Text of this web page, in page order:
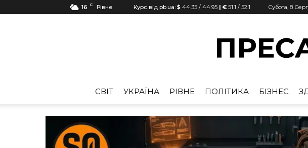
16 C Рівне Курс від pb.ua: $ 44.35 / 44.95 | € 51.1 / 52.1 Субота, 8
CВІТ УКРАЇНА РІВНЕ ПОЛІТИКА БІЗНЕС